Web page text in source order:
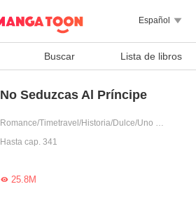
Español 
Buscar Lista de libros
No Seduzcas Al Príncipe
Romance/Timetravel/Historia/Dulce/Uno VS Varios/Disfrazada de hombre/Rodeada por lindos/Fiel/Dominante/Mujer poderosa/Príncipe
Hasta cap. 341
25.8M